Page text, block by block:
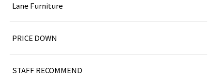
Lane Furniture
PRICE DOWN
STAFF RECOMMEND